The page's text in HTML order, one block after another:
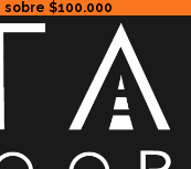
$100.000